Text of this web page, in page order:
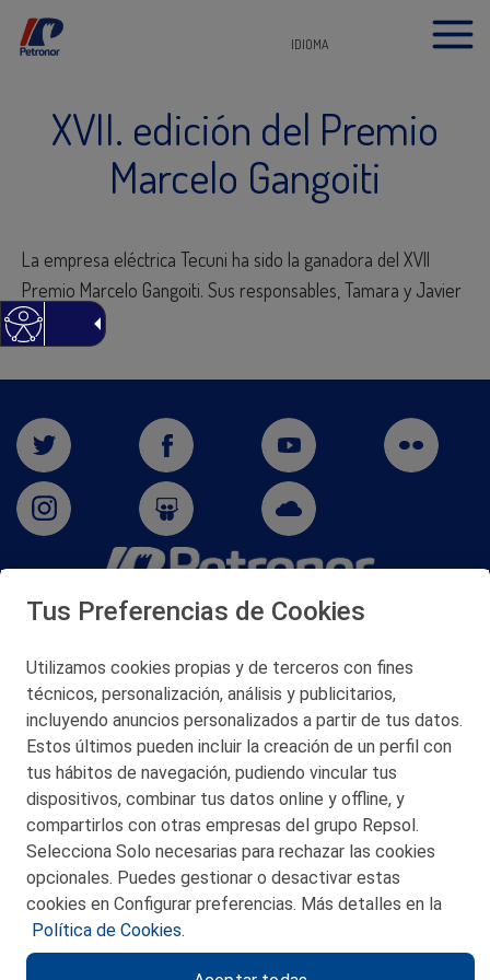
IDIOMA
XVII. edición del Premio
Marcelo Gangoiti
La empresa eléctrica Tecuni ha sido la ganadora del XVII
Premio Marcelo Gangoiti. Sus responsables, Tamara y Javier
Yagüe.
San Martín 5-Edificio Muñatones,
© 2026 Petronor S.A.
CONTACTO
MAPA WEB
POLITICA DE PRIVACIDAD
Tus Preferencias de Cookies
Utilizamos cookies propias y de terceros con fines
técnicos, personalización, análisis y publicitarios,
incluyendo anuncios personalizados a partir de tus datos.
Estos últimos pueden incluir la creación de un perfil con
tus hábitos de navegación, pudiendo vincular tus
dispositivos, combinar tus datos online y offline, y
compartirlos con otras empresas del grupo Repsol.
Selecciona Solo necesarias para rechazar las cookies
opcionales. Puedes gestionar o desactivar estas
cookies en Configurar preferencias. Más detalles en la
Política de Cookies.